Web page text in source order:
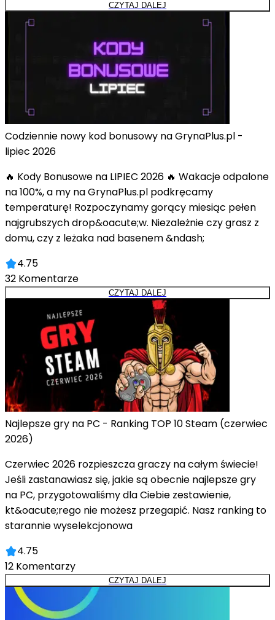
CZYTAJ DALEJ
Codziennie nowy kod bonusowy na GrynaPlus.pl -
lipiec 2026
🔥 Kody Bonusowe na LIPIEC 2026 🔥 Wakacje odpalone
na 100%, a my na GrynaPlus.pl podkręcamy
temperaturę! Rozpoczynamy gorący miesiąc pełen
najgrubszych drop&oacute;w. Niezależnie czy grasz z
domu, czy z leżaka nad basenem &ndash;
4.75
32 Komentarze
CZYTAJ DALEJ
Najlepsze gry na PC - Ranking TOP 10 Steam (czerwiec
2026)
Czerwiec 2026 rozpieszcza graczy na całym świecie!
Jeśli zastanawiasz się, jakie są obecnie najlepsze gry
na PC, przygotowaliśmy dla Ciebie zestawienie,
kt&oacute;rego nie możesz przegapić. Nasz ranking to
starannie wyselekcjonowa
4.75
12 Komentarzy
CZYTAJ DALEJ